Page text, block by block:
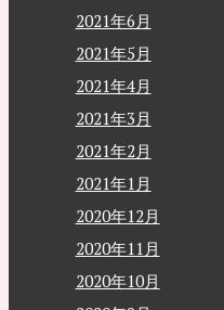
2021年6月
2021年5月
2021年4月
2021年3月
2021年2月
2021年1月
2020年12月
2020年11月
2020年10月